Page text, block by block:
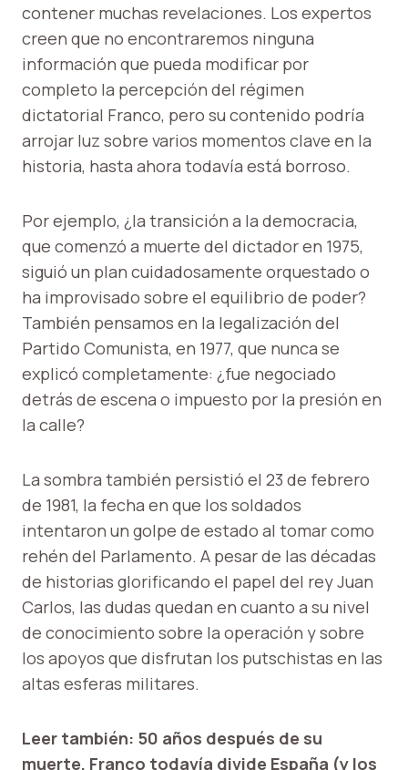
contener muchas revelaciones. Los expertos
creen que no encontraremos ninguna
información que pueda modificar por
completo la percepción del régimen
dictatorial Franco, pero su contenido podría
arrojar luz sobre varios momentos clave en la
historia, hasta ahora todavía está borroso.
Por ejemplo, ¿la transición a la democracia,
que comenzó a muerte del dictador en 1975,
siguió un plan cuidadosamente orquestado o
ha improvisado sobre el equilibrio de poder?
También pensamos en la legalización del
Partido Comunista, en 1977, que nunca se
explicó completamente: ¿fue negociado
detrás de escena o impuesto por la presión en
la calle?
La sombra también persistió el 23 de febrero
de 1981, la fecha en que los soldados
intentaron un golpe de estado al tomar como
rehén del Parlamento. A pesar de las décadas
de historias glorificando el papel del rey Juan
Carlos, las dudas quedan en cuanto a su nivel
de conocimiento sobre la operación y sobre
los apoyos que disfrutan los putschistas en las
altas esferas militares.
Leer también: 50 años después de su
muerte, Franco todavía divide España (y los